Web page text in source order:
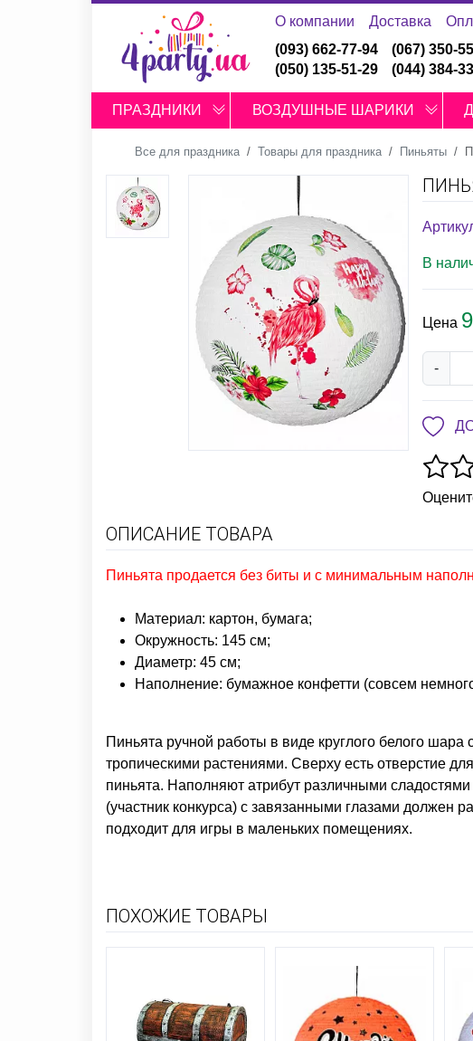
О компании Доставка
(093) 662-77-94
(050) 135-51-29
(067) 350-
(044) 384-
ПРАЗДНИКИ ВОЗДУШНЫЕ ШАРИКИ
Все для праздника Товары для праздника Пиньяты
В
Цена
-
ОПИСАНИЕ ТОВАРА
Пиньята продается без биты и с минимальным
Материал: картон, бумага;
Окружность: 145 см;
Диаметр: 45 см;
Наполнение: бумажное конфетти (совсем
Пиньята ручной работы в виде круглого белого
тропическими растениями. Сверху есть отверстие
пиньята. Наполняют атрибут различными
(участник конкурса) с завязанными глазами должен
подходит для игры в маленьких помещениях.
ПОХОЖИЕ ТОВАРЫ